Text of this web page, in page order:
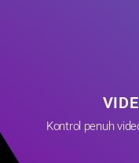
Kontrol penuh